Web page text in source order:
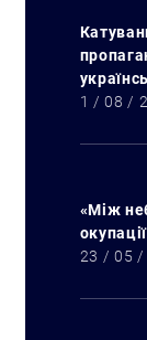
1 / 08 /
«Між
23 / 05 /